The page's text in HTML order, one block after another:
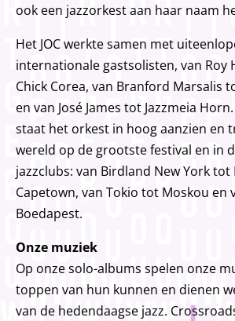
ook een jazzorkest aan haar naam
Het JOC werkte samen met
internationale gastsolisten, van Roy
Chick Corea, van Branford Marsalis
en van José James tot Jazzmeia
staat het orkest in hoog aanzien en
wereld op de grootste festival en in
jazzclubs: van Birdland New York tot
Capetown, van Tokio tot Moskou en
Boedapest.
Onze muziek
Op onze solo-albums spelen onze
toppen van hun kunnen en dienen
van de hedendaagse jazz.